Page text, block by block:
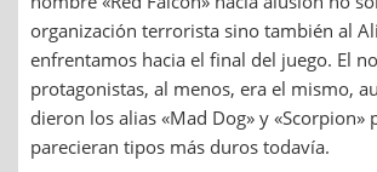
organización terrorista sino también al
enfrentamos hacia el final del juego. El
protagonistas, al menos, era el mismo,
dieron los alias «Mad Dog» y «Scorpion»
parecieran tipos más duros todavía.